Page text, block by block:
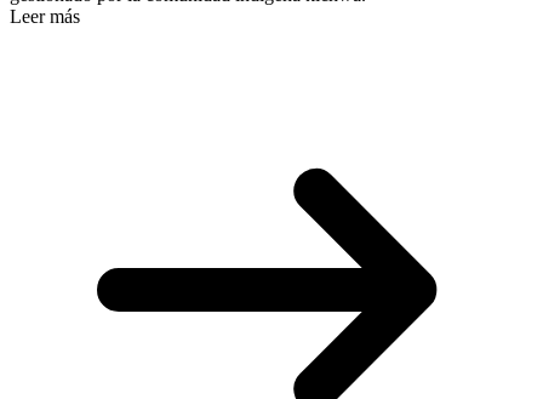
Leer más